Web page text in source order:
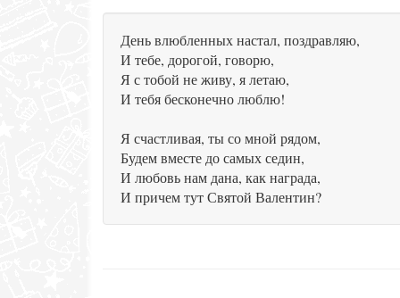
День влюбленных настал, поздравляю,
И тебе, дорогой, говорю,
Я с тобой не живу, я летаю,
И тебя бесконечно люблю!
Я счастливая, ты со мной рядом,
Будем вместе до самых седин,
И любовь нам дана, как награда,
И причем тут Святой Валентин?